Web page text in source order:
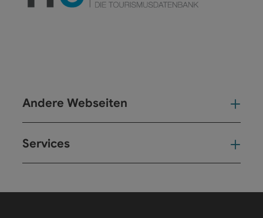
Andere Webseiten
Services